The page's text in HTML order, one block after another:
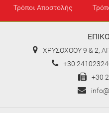
Τρόποι Αποστολής
ΧΡΥΣΟΧΟΟΥ 9 & 2,
+30
+30